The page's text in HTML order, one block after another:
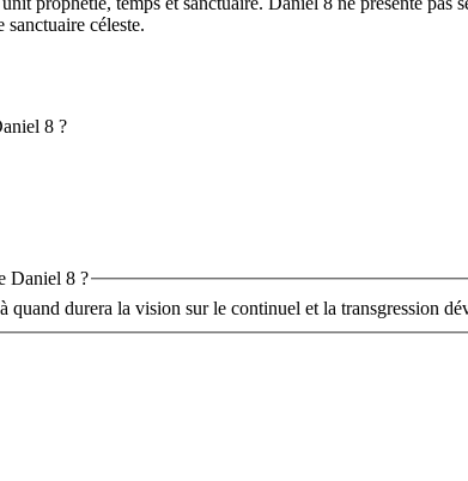
céleste.
8 ?
Daniel 8 ?
quand durera la vision sur le continuel et la transgression